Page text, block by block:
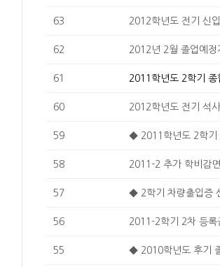
63 2012학년도 전기 신
62 2012년 2월 졸업예정
61 2011학년도 2학기 종
60 2012학년도 전기 석
59 ◆ 2011학년도 2학기
58 2011-2 추가 학비감
57 ◆ 2학기 차량출입증
56 2011-2학기 2차 등록
55 ◆ 2010학년도 후기